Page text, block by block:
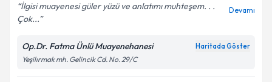
İlgisi muayenesi güler yüzü ve anlatımı muhteşem. . .
Çok...
Devamı
Op.Dr. Fatma Ünlü Muayenehanesi Haritada Göster
Yeşilırmak mh. Gelincik Cd. No. 29/C